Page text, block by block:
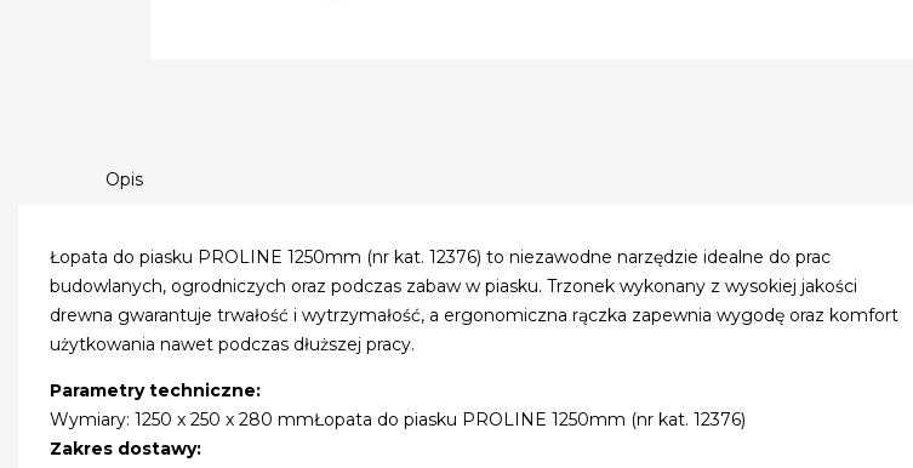
Opis
Łopata do piasku PROLINE 1250mm (nr kat. 12376) to niezawodne narzędzie idealne do prac
budowlanych, ogrodniczych oraz podczas zabaw w piasku. Trzonek wykonany z wysokiej jakości
drewna gwarantuje trwałość i wytrzymałość, a ergonomiczna rączka zapewnia wygodę oraz komfort
użytkowania nawet podczas dłuższej pracy.
Parametry techniczne:
Wymiary: 1250 x 250 x 280 mm
Zakres dostawy:
Łopata do piasku PROLINE 1250mm (nr kat. 12376)